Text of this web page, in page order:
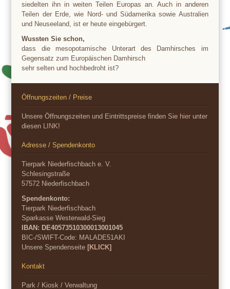
siedelten ihn in weiten Teilen Europas an. Auch in anderen
Teilen der Erde, wie Nord- und Südamerika sowie Australien
und Neuseeland, ist er heute eingebürgert.
Wussten Sie schon,
dass die mesopotamische Unterart des Damhirsches im
Gegensatz zum Europäischen Damhirsch
sehr selten und hochbedroht ist?
Öffnungszeiten / Preise
Unsere Öffnungszeiten und Eintrittspreise finden Sie hier unter
diesen LINK!
Adresse / Spendenkonto
Tierpark Niederfischbach e. V.
Schlesingstraße
57572 Niederfischbach
Spendenkonto:
Tierpark Niederfischbach
Sparkasse Westerwald-Sieg
IBAN: DE40573510300013001045
BIC-/SWIFT-Code: MALADE51AKI
Unsere Spendenseite [KLICK]
Kontakt
Park / Kiosk / Verwaltung